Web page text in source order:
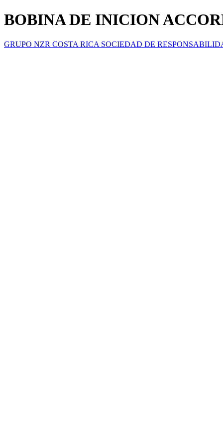
BOBINA DE INICION
GRUPO NZR COSTA RICA SOCIEDAD DE